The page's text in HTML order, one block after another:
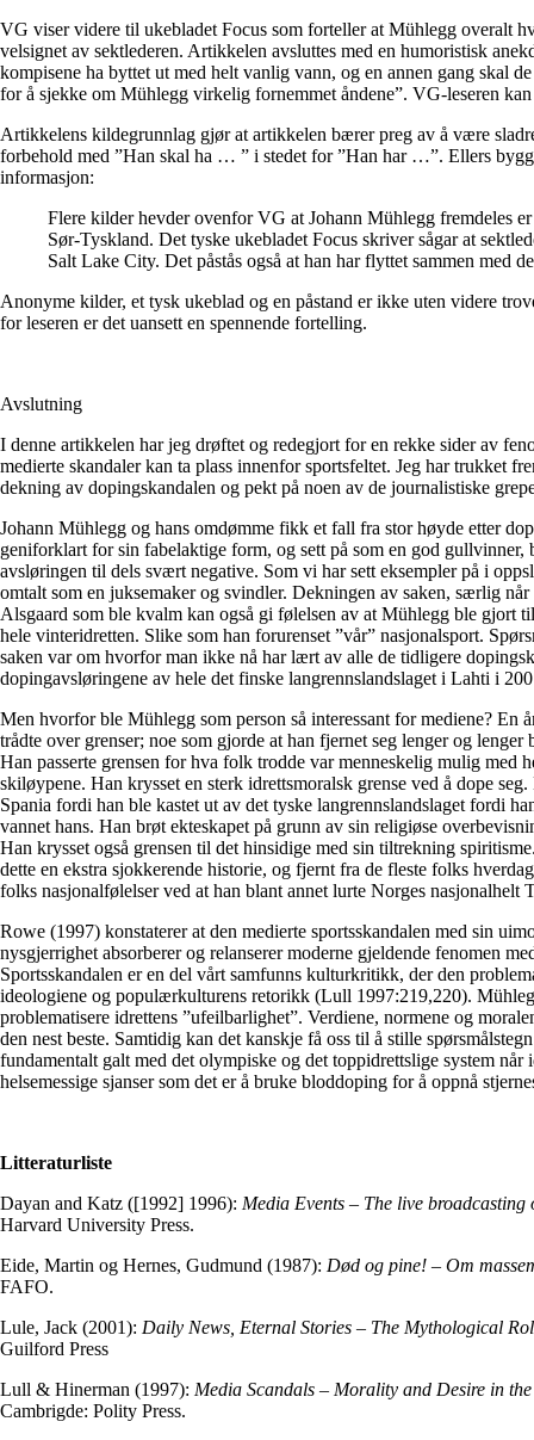
VG viser videre til ukebladet Focus som forteller at Mühlegg overalt
velsignet av sektlederen. Artikkelen avsluttes med en humoristisk
kompisene ha byttet ut med helt vanlig vann, og en annen gang skal
for å sjekke om Mühlegg virkelig fornemmet åndene”. VG-leseren
Artikkelens kildegrunnlag gjør at artikkelen bærer preg av å være
forbehold med ”Han skal ha … ” i stedet for ”Han har …”. Ellers
informasjon:
Flere kilder hevder ovenfor VG at Johann Mühlegg fremdeles
Sør-Tyskland. Det tyske ukebladet Focus skriver sågar at
Salt Lake City. Det påstås også at han har flyttet sammen med
Anonyme kilder, et tysk ukeblad og en påstand er ikke uten videre
for leseren er det uansett en spennende fortelling.
Avslutning
I denne artikkelen har jeg drøftet og redegjort for en rekke sider av
medierte skandaler kan ta plass innenfor sportsfeltet. Jeg har trukket
dekning av dopingskandalen og pekt på noen av de journalistiske
Johann Mühlegg og hans omdømme fikk et fall fra stor høyde etter
geniforklart for sin fabelaktige form, og sett på som en god gullvinner,
avsløringen til dels svært negative. Som vi har sett eksempler på i
omtalt som en juksemaker og svindler. Dekningen av saken, særlig
Alsgaard som ble kvalm kan også gi følelsen av at Mühlegg ble gjort
hele vinteridretten. Slike som han forurenset ”vår” nasjonalsport.
saken var om hvorfor man ikke nå har lært av alle de tidligere
dopingavsløringene av hele det finske langrennslandslaget i Lahti i
Men hvorfor ble Mühlegg som person så interessant for mediene? En
trådte over grenser; noe som gjorde at han fjernet seg lenger og lenger
Han passerte grensen for hva folk trodde var menneskelig mulig med
skiløypene. Han krysset en sterk idrettsmoralsk grense ved å dope
Spania fordi han ble kastet ut av det tyske langrennslandslaget fordi
vannet hans. Han brøt ekteskapet på grunn av sin religiøse
Han krysset også grensen til det hinsidige med sin tiltrekning
dette en ekstra sjokkerende historie, og fjernt fra de fleste folks
folks nasjonalfølelser ved at han blant annet lurte Norges nasjonalhelt
Rowe (1997) konstaterer at den medierte sportsskandalen med sin
nysgjerrighet absorberer og relanserer moderne gjeldende fenomen
Sportsskandalen er en del vårt samfunns kulturkritikk, der den
ideologiene og populærkulturens retorikk (Lull 1997:219,220).
problematisere idrettens ”ufeilbarlighet”. Verdiene, normene og
den nest beste. Samtidig kan det kanskje få oss til å stille
fundamentalt galt med det olympiske og det toppidrettslige system når
helsemessige sjanser som det er å bruke bloddoping for å oppnå
Litteraturliste
Dayan and Katz ([1992] 1996): Media Events – The live broadcasting
Harvard University Press.
Eide, Martin og Hernes, Gudmund (1987): Død og pine! – Om
FAFO.
Lule, Jack (2001): Daily News, Eternal Stories – The Mythological
Guilford Press
Lull & Hinerman (1997): Media Scandals – Morality and Desire in
Cambrigde: Polity Press.